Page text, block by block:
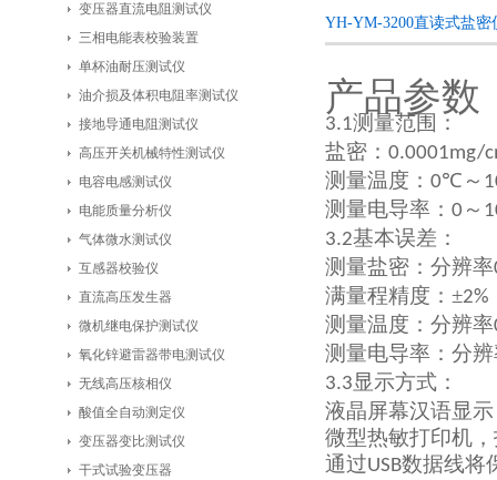
变压器直流电阻测试仪
三相电能表校验装置
单杯油耐压测试仪
油介损及体积电阻率测试仪
接地导通电阻测试仪
高压开关机械特性测试仪
电容电感测试仪
电能质量分析仪
气体微水测试仪
互感器校验仪
直流高压发生器
微机继电保护测试仪
氧化锌避雷器带电测试仪
无线高压核相仪
酸值全自动测定仪
变压器变比测试仪
干式试验变压器
YH-YM-3200直读式盐密
产品参数
3.1测量范围：
盐密： 0.0001mg/
测量温度： 0℃ ～
测量电导率： 0 ～
3.2基本误差：
测量盐密：分辨率
满量程精度：±2%
测量温度：分辨率
测量电导率：分
3.3显示方式：
液晶屏幕汉语显
微型热敏打印机
通过USB数据线将